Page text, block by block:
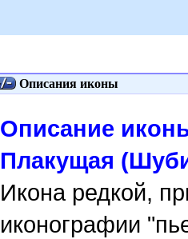
Описания иконы
Описание
Плакущая
Икона редкой,
иконографии